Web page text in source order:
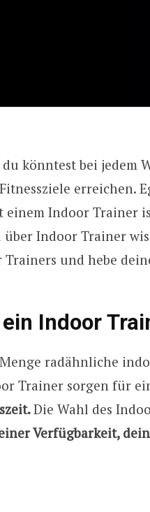
könntest bei jedem
erreichen.
einem Indoor Trainer
über Indoor Trainer
Trainers und hebe
Indoor
radähnliche
Trainer sorgen für
Die Wahl des
Verfügbarkeit,